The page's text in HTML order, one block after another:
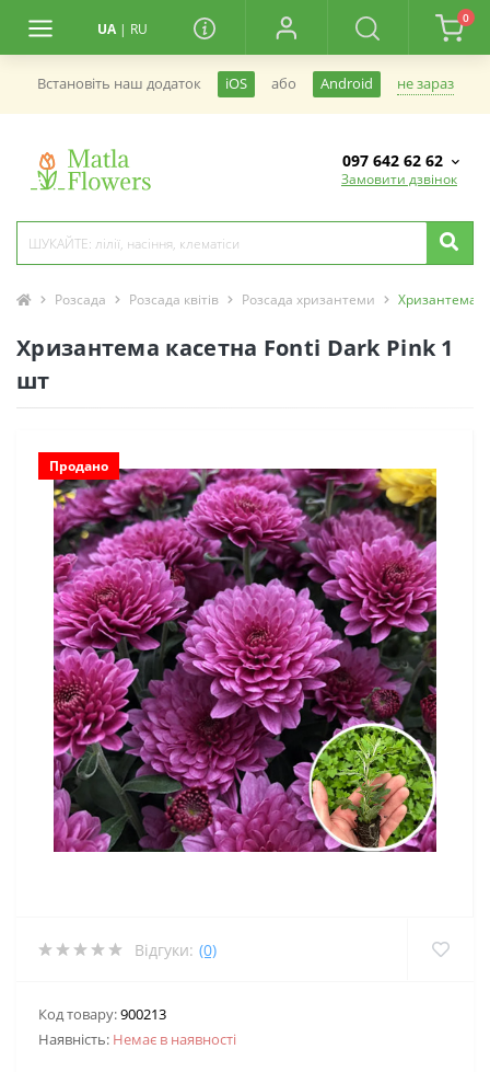
UA | RU
0
Встановiть наш додаток iOS або Android не зараз
097 642 62 62
Замовити дзвінок
Розсада Розсада квітів Розсада хризантеми Хризантема
Хризантема касетна Fonti Dark Pink 1
шт
Продано
Відгуки: (0)
Код товару:900213
Наявність: Немає в наявностi